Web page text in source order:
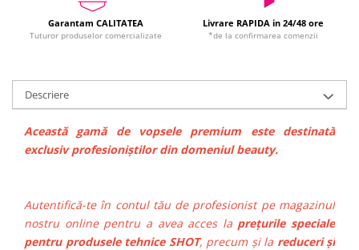
Garantam CALITATEA
Tuturor produselor comercializate
Livrare RAPIDA in 24/48 ore
*de la confirmarea comenzii
Descriere
Această gamă de vopsele premium este destinată
exclusiv profesioniștilor din domeniul beauty.
Autentifică-te în contul tău de profesionist pe magazinul
nostru online pentru a avea acces la prețurile speciale
pentru produsele tehnice SHOT, precum și la reduceri și